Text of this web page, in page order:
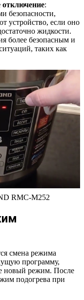
отключение:
безопасности,
устройство, если оно
жидкости.
более безопасным и
таких как
RMC-M252
смена режима
программу,
новый режим. После
подогрева при